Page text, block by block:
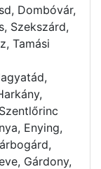
Dombóvár,
Szekszárd,
Tamási
Enying,
Gárdony,